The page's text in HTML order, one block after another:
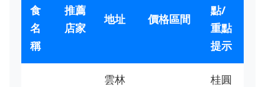
食
名
稱
推薦
店家
地址 價格區間
點/
重點
提示
雲林
桂圓